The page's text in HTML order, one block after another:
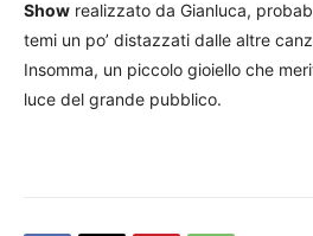
Show realizzato da Gianluca,
temi un po’ distazzati dalle altre
Insomma, un piccolo gioiello che
luce del grande pubblico.